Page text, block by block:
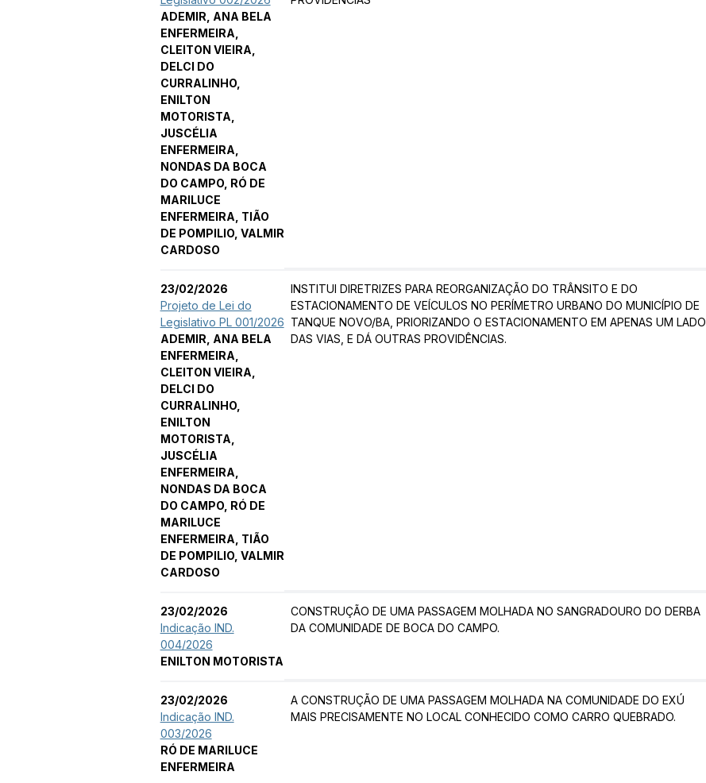
ADEMIR, ANA BELA
ENFERMEIRA,
CLEITON VIEIRA,
DELCI DO
CURRALINHO,
ENILTON
MOTORISTA,
JUSCÉLIA
ENFERMEIRA,
NONDAS DA BOCA
DO CAMPO, RÓ DE
MARILUCE
ENFERMEIRA, TIÃO
DE POMPILIO, VALMIR
CARDOSO
23/02/2026
Projeto de Lei do
Legislativo PL 001/2026
ADEMIR, ANA BELA
ENFERMEIRA,
CLEITON VIEIRA,
DELCI DO
CURRALINHO,
ENILTON
MOTORISTA,
JUSCÉLIA
ENFERMEIRA,
NONDAS DA BOCA
DO CAMPO, RÓ DE
MARILUCE
ENFERMEIRA, TIÃO
DE POMPILIO, VALMIR
CARDOSO
INSTITUI DIRETRIZES PARA REORGANIZAÇÃO DO TRÂNSITO E DO
ESTACIONAMENTO DE VEÍCULOS NO PERÍMETRO URBANO DO MUNICÍPIO DE
TANQUE NOVO/BA, PRIORIZANDO O ESTACIONAMENTO EM APENAS UM LADO
DAS VIAS, E DÁ OUTRAS PROVIDÊNCIAS.
23/02/2026
Indicação IND.
004/2026
ENILTON MOTORISTA
CONSTRUÇÃO DE UMA PASSAGEM MOLHADA NO SANGRADOURO DO DERBA
DA COMUNIDADE DE BOCA DO CAMPO.
23/02/2026
Indicação IND.
003/2026
RÓ DE MARILUCE
ENFERMEIRA
A CONSTRUÇÃO DE UMA PASSAGEM MOLHADA NA COMUNIDADE DO EXÚ
MAIS PRECISAMENTE NO LOCAL CONHECIDO COMO CARRO QUEBRADO.